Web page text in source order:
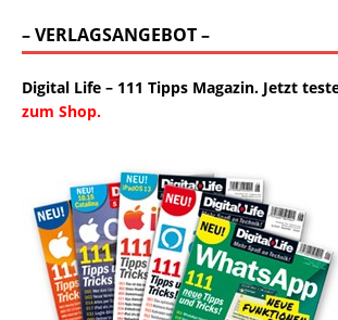
– VERLAGSANGEBOT –
Digital Life – 111 Tipps Magazin. Jetzt
zum Shop.